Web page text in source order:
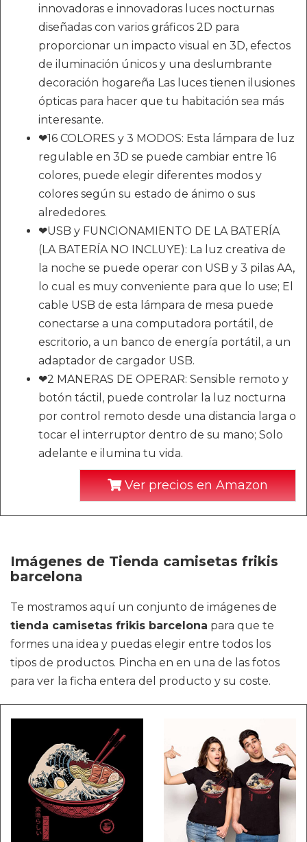
innovadoras e innovadoras luces nocturnas
diseñadas con varios gráficos 2D para
proporcionar un impacto visual en 3D, efectos
de iluminación únicos y una deslumbrante
decoración hogareña Las luces tienen ilusiones
ópticas para hacer que tu habitación sea más
interesante.
❤16 COLORES y 3 MODOS: Esta lámpara de luz
regulable en 3D se puede cambiar entre 16
colores, puede elegir diferentes modos y
colores según su estado de ánimo o sus
alrededores.
❤USB y FUNCIONAMIENTO DE LA BATERÍA
(LA BATERÍA NO INCLUYE): La luz creativa de
la noche se puede operar con USB y 3 pilas AA,
lo cual es muy conveniente para que lo use; El
cable USB de esta lámpara de mesa puede
conectarse a una computadora portátil, de
escritorio, a un banco de energía portátil, a un
adaptador de cargador USB.
❤2 MANERAS DE OPERAR: Sensible remoto y
botón táctil, puede controlar la luz nocturna
por control remoto desde una distancia larga o
tocar el interruptor dentro de su mano; Solo
adelante e ilumina tu vida.
Ver precios en Amazon
Imágenes de Tienda camisetas frikis
barcelona
Te mostramos aquí un conjunto de imágenes de
tienda camisetas frikis barcelona para que te
formes una idea y puedas elegir entre todos los
tipos de productos. Pincha en en una de las fotos
para ver la ficha entera del producto y su coste.